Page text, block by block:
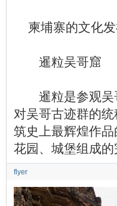
柬埔寨的文化发
暹粒吴哥窟
暹粒是参观吴
对吴哥古迹群的
筑史上最辉煌作
花园、城堡组成
flyer